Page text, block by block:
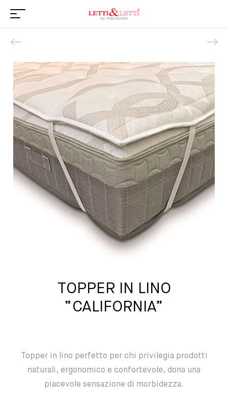
Product navigation
TOPPER IN LINO
“CALIFORNIA”
Topper in lino perfetto per chi privilegia prodotti
naturali, ergonomico e confortevole, dona una
piacevole sensazione di morbidezza.